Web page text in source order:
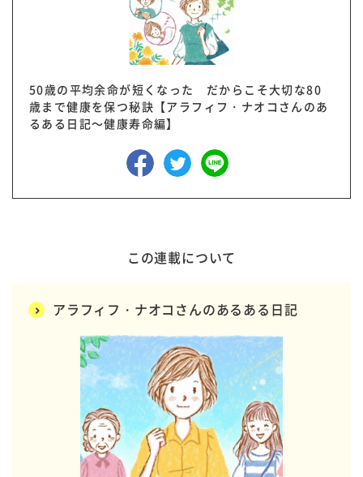
50歳の平均余命が短くなった だからこそ大切な80
歳まで健康を保つ秘訣【アラフィフ・ナオコさんのあ
るある日記～健康寿命編】
この連載について
アラフィフ・ナオコさんのあるある日記